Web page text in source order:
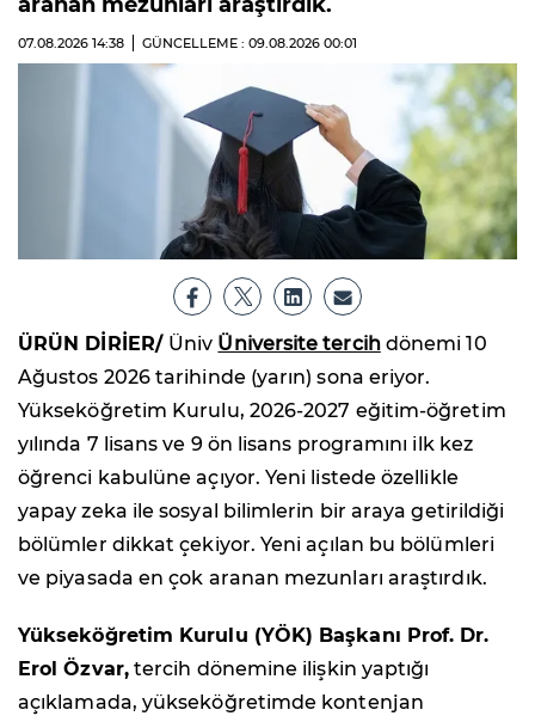
07.08.2026 14:38 GÜNCELLEME : 09.08.2026 00:01
ÜRÜN DİRİER/ Üniv Üniversite tercihdönemi 10
Ağustos 2026 tarihinde (yarın) sona eriyor.
Yükseköğretim Kurulu, 2026-2027 eğitim-öğretim
yılında 7 lisans ve 9 ön lisans programını ilk kez
öğrenci kabulüne açıyor. Yeni listede özellikle
yapay zeka ile sosyal bilimlerin bir araya getirildiği
bölümler dikkat çekiyor. Yeni açılan bu bölümleri
ve piyasada en çok aranan mezunları araştırdık.
Yükseköğretim Kurulu (YÖK) Başkanı Prof. Dr.
Erol Özvar,tercih dönemine ilişkin yaptığı
açıklamada, yükseköğretimde kontenjan